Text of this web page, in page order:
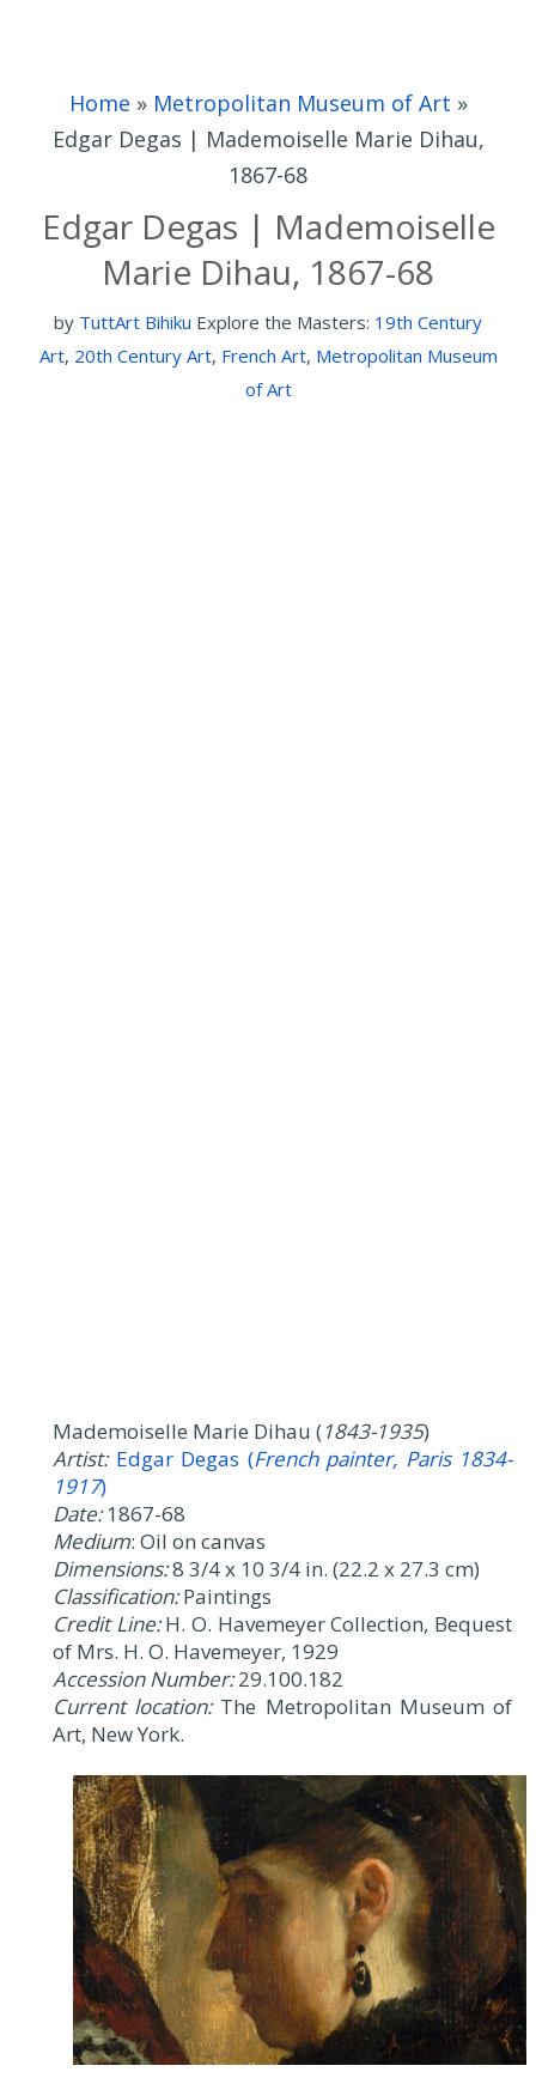
Home » Metropolitan Museum of Art »
Edgar Degas | Mademoiselle Marie Dihau,
1867-68
Edgar Degas | Mademoiselle
Marie Dihau, 1867-68
by TuttArt Bihiku Explore the Masters: 19th Century
Art, 20th Century Art, French Art, Metropolitan Museum
of Art
Mademoiselle Marie Dihau (1843-1935)
Artist: Edgar Degas (French painter, Paris 1834-
1917)
Date:1867-68
Medium: Oil on canvas
Dimensions:8 3/4 x 10 3/4 in. (22.2 x 27.3 cm)
Classification:Paintings
Credit Line:H. O. Havemeyer Collection, Bequest
of Mrs. H. O. Havemeyer, 1929
Accession Number:29.100.182
Current location: The Metropolitan Museum of
Art, New York.